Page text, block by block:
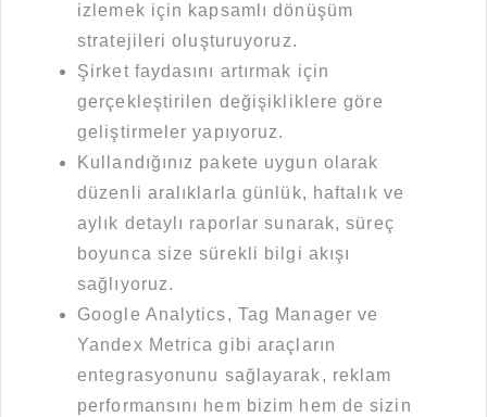
izlemek için kapsamlı dönüşüm
stratejileri oluşturuyoruz.
Şirket faydasını artırmak için
gerçekleştirilen değişikliklere göre
geliştirmeler yapıyoruz.
Kullandığınız pakete uygun olarak
düzenli aralıklarla günlük, haftalık ve
aylık detaylı raporlar sunarak, süreç
boyunca size sürekli bilgi akışı
sağlıyoruz.
Google Analytics, Tag Manager ve
Yandex Metrica gibi araçların
entegrasyonunu sağlayarak, reklam
performansını hem bizim hem de sizin